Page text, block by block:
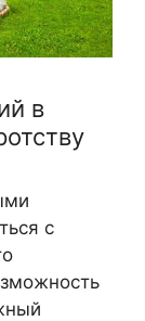
в
с